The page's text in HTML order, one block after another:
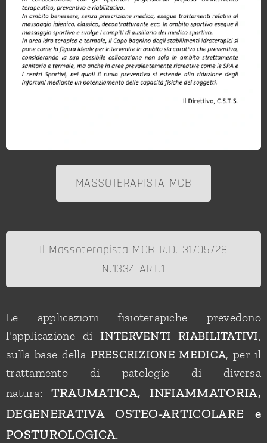
MASSOTERAPISTA MCB
Il Massoterapista MCB R.D. 31/05/28
N.1334 ART.1
Le applicazioni fisioterapiche prevedono
l'applicazione diINTERVENTI RIABILITATIVI,
sulla base della PRESCRIZIONE MEDICA, per il
trattamento di patologie di diversa
natura: TRAUMATICA, INFIAMMATORIA,
DEGENERATIVA OSTEO-ARTICOLARE e
POSTUROLOGICA.